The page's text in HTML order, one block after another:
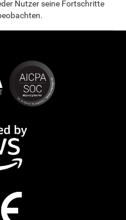
Nutzer seine Fortschritte